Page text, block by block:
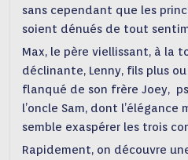
sans cependant que les
soient dénués de tout
Max, le père viellissant, à la
déclinante, Lenny, fils plus
flanqué de son frère Joey,
l’oncle Sam, dont l’élégance
semble exaspérer les trois
Rapidement, on découvre